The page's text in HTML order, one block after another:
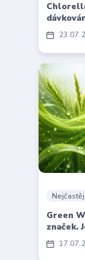
23 07
17 07
Green
značek.